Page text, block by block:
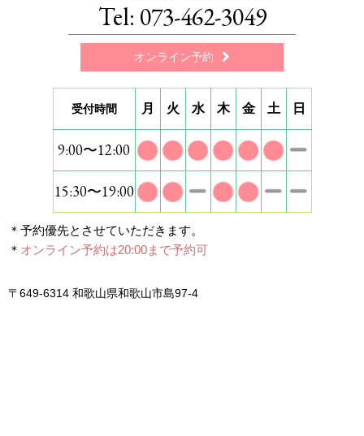
Tel: 073-462-3049
オンライン予約 
受付時間 月 火 水 木 金 土 日
9:00〜12:00
15:30〜19:00
＊予約優先とさせていただきます。
＊ オンライン予約は20:00まで予約可
〒649-6314 和歌山県和歌山市島97-4